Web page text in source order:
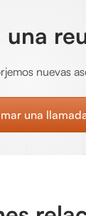
una
nuevas
una